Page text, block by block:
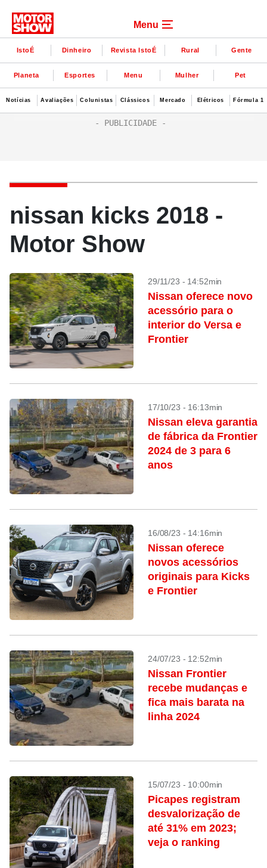
Menu
IstoÉ Dinheiro Revista IstoÉ Rural Gente
Planeta Esportes Menu Mulher Pet
Notícias Avaliações Colunistas Clássicos Mercado Elétricos Fórmula 1
nissan kicks 2018 -
Motor Show
29/11/23 - 14:52min
Nissan oferece novo
acessório para o
interior do Versa e
Frontier
17/10/23 - 16:13min
Nissan eleva garantia
de fábrica da Frontier
2024 de 3 para 6
anos
16/08/23 - 14:16min
Nissan oferece
novos acessórios
originais para Kicks
e Frontier
24/07/23 - 12:52min
Nissan Frontier
recebe mudanças e
fica mais barata na
linha 2024
15/07/23 - 10:00min
Picapes registram
desvalorização de
até 31% em 2023;
veja o ranking